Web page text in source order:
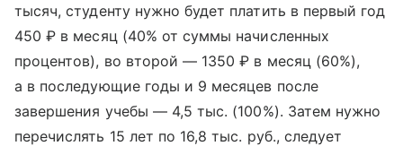
тысяч, студенту нужно будет платить в первый год
450 ₽ в месяц (40% от суммы начисленных
процентов), во второй — 1350 ₽ в месяц (60%),
а в последующие годы и 9 месяцев после
завершения учебы — 4,5 тыс. (100%). Затем нужно
перечислять 15 лет по 16,8 тыс. руб., следует